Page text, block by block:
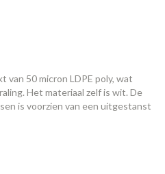
van 50 micron LDPE poly, wat
Het materiaal zelf is wit. De
is voorzien van een uitgestanst